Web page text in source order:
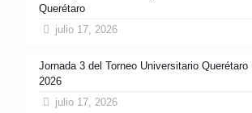
Querétaro
julio 17, 2026
Jornada 3 del Torneo Universitario Querétaro
2026
julio 17, 2026